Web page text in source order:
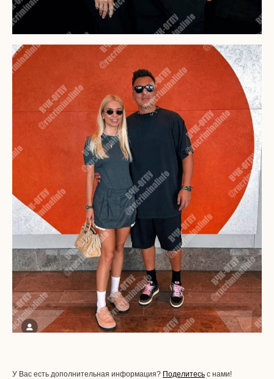
У Вас есть дополнительная информация? Поделитесь с нами!